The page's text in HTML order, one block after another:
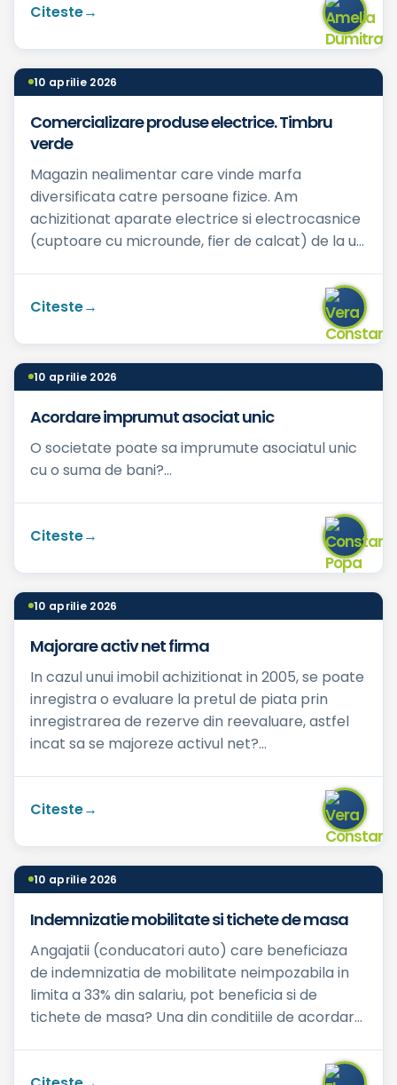
Citeste
10 aprilie 2026
Comercializare produse electrice. Timbru
verde
Magazin nealimentar care vinde marfa
diversificata catre persoane fizice. Am
achizitionat aparate electrice si electrocasnice
(cuptoare cu microunde, fier de calcat) de la un
Citeste
10 aprilie 2026
Acordare imprumut asociat unic
O societate poate sa imprumute asociatul unic
cu o suma de bani?...
Citeste
10 aprilie 2026
Majorare activ net firma
In cazul unui imobil achizitionat in 2005, se poate
inregistra o evaluare la pretul de piata prin
inregistrarea de rezerve din reevaluare, astfel
incat sa se majoreze activul net?...
Citeste
10 aprilie 2026
Indemnizatie mobilitate si tichete de masa
Angajatii (conducatori auto) care beneficiaza
de indemnizatia de mobilitate neimpozabila in
limita a 33% din salariu, pot beneficia si de
tichete de masa? Una din conditiile de acordare